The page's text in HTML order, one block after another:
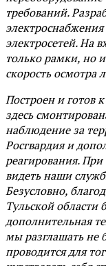
требований.
электроснабжения
электросетей. На
только рамки, но
скорость
Построен и готов
здесь
наблюдение за
Росгвардия и
реагирования. При
видеть наши
Безусловно,
Тульской области
дополнительная
мы разглашать не
проводится для